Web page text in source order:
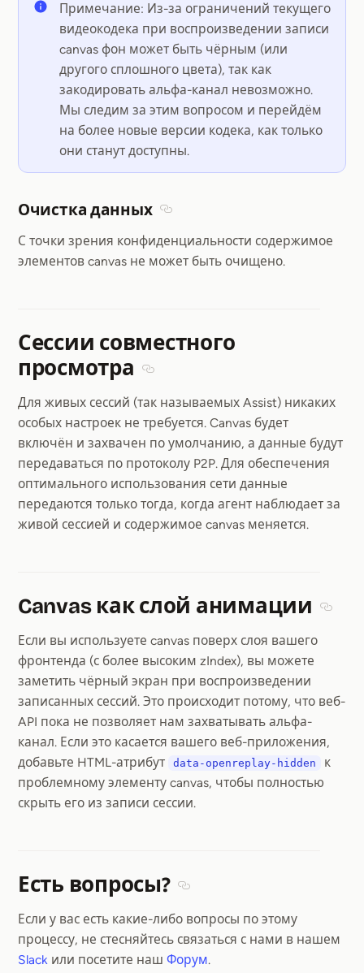
Примечание: Из-за ограничений текущего
видеокодека при воспроизведении записи
canvas фон может быть чёрным (или
другого сплошного цвета), так как
закодировать альфа-канал невозможно.
Мы следим за этим вопросом и перейдём
на более новые версии кодека, как только
они станут доступны.
Очистка данных
С точки зрения конфиденциальности содержимое
элементов canvas не может быть очищено.
Сессии совместного
просмотра
Для живых сессий (так называемых Assist) никаких
особых настроек не требуется. Canvas будет
включён и захвачен по умолчанию, а данные будут
передаваться по протоколу P2P. Для обеспечения
оптимального использования сети данные
передаются только тогда, когда агент наблюдает за
живой сессией и содержимое canvas меняется.
Canvas как слой анимации
Если вы используете canvas поверх слоя вашего
фронтенда (с более высоким zIndex), вы можете
заметить чёрный экран при воспроизведении
записанных сессий. Это происходит потому, что веб-
API пока не позволяет нам захватывать альфа-
канал. Если это касается вашего веб-приложения,
добавьте HTML-атрибут
data-openreplay-hidden
к
проблемному элементу canvas, чтобы полностью
скрыть его из записи сессии.
Есть вопросы?
Если у вас есть какие-либо вопросы по этому
процессу, не стесняйтесь связаться с нами в нашем
Slack или посетите наш Форум.